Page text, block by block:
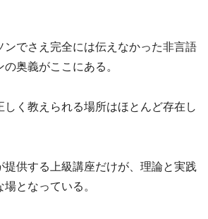
ンでさえ完全には伝えなかった非言語
奥義がここにある。
しく教えられる場所はほとんど存在し
提供する上級講座だけが、理論と実践
となっている。